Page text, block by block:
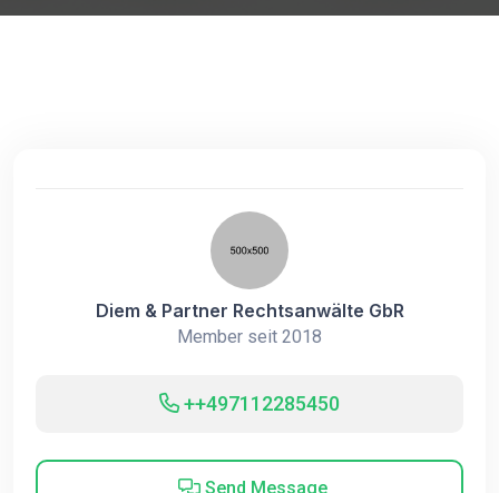
Diem & Partner Rechtsanwälte GbR
Member seit 2018
++497112285450
Send Message